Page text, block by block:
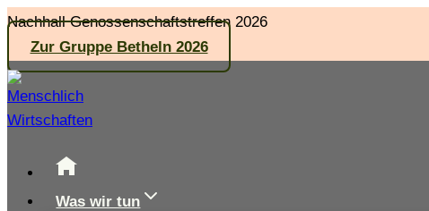
Zum
Inhalt
springen
Nachhall Genossenschaftstreffen 2026
Zur Gruppe Betheln 2026
Was wir tun